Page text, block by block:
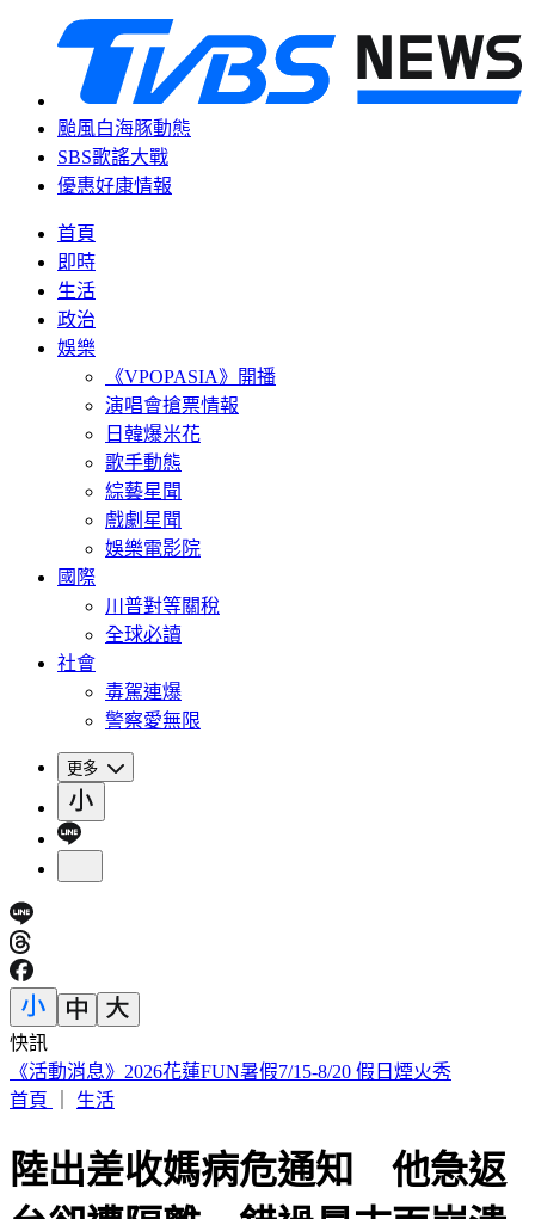
颱風白海豚動態
SBS歌謠大戰
優惠好康情報
首頁
即時
生活
政治
娛樂
《VPOPASIA》開播
演唱會搶票情報
日韓爆米花
歌手動態
綜藝星聞
戲劇星聞
娛樂電影院
國際
川普對等關稅
全球必讀
社會
毒駕連爆
警察愛無限
更多
快訊
駐歐外交官爆霸凌、徐佳青狂出國 他轟：政府官員風紀徹底
棄守
陸出差收媽病危通知 他急返